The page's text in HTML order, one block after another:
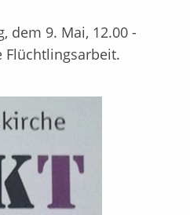
dem 9. Mai, 12.00 -
Flüchtlingsarbeit.